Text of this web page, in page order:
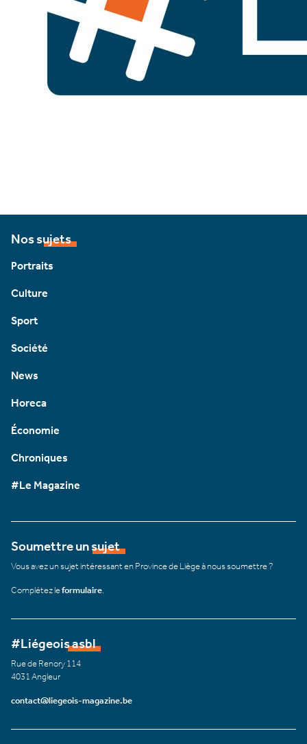
Nos sujets
Portraits
Culture
Sport
Société
News
Horeca
Économie
Chroniques
#Le Magazine
Soumettre un sujet
Vous avez un sujet intéressant en Province de Liège à nous soumettre ?
Complétez leformulaire
#Liégeois asbl
Rue de Renory 114
4031 Angleur
contact@liegeois-magazine.be